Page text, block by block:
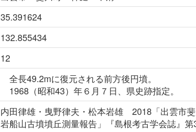
35.391624
132.855434
12
全長49.2mに復元される前方後円墳。
1968（昭和43）年６月７日、県史跡指定。
内田律雄・曳野律夫・松本岩雄 2018「出雲市
岩船山古墳墳丘測量報告」『島根考古学会誌』